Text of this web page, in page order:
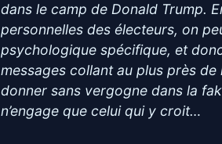
dans le camp de Donald Trump.
personnelles des électeurs, on
psychologique spécifique, et
messages collant au plus près
donner sans vergogne dans la
n’engage que celui qui y croit…